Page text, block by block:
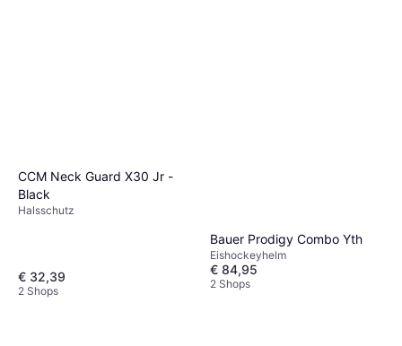
CCM Neck Guard X30 Jr -
Black
Halsschutz
€ 32,39
2 Shops
Bauer Prodigy Combo Yth
Eishockeyhelm
€ 84,95
2 Shops